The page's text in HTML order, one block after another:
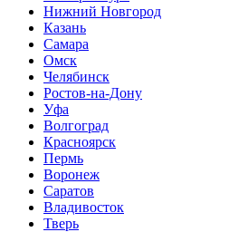
Нижний Новгород
Казань
Самара
Омск
Челябинск
Ростов-на-Дону
Уфа
Волгоград
Красноярск
Пермь
Воронеж
Саратов
Владивосток
Тверь